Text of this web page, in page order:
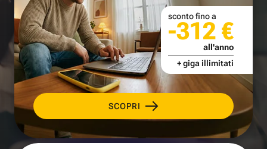
SCOPRI
sconto fino a
-312 €
all'anno
+ giga illimitati